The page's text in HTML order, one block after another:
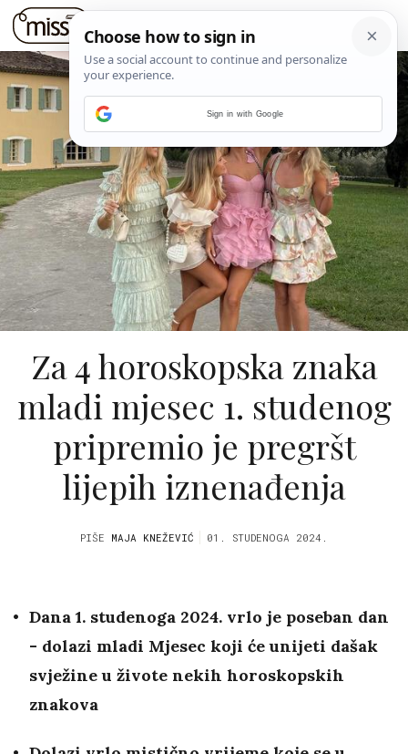
Za 4 horoskopska znaka
mladi mjesec 1. studenog
pripremio je pregršt
lijepih iznenađenja
PIŠE MAJA KNEŽEVIĆ 01. STUDENOGA 2024.
Dana 1. studenoga 2024. vrlo je poseban dan
- dolazi mladi Mjesec koji će unijeti dašak
svježine u živote nekih horoskopskih
znakova
Sign in with Google